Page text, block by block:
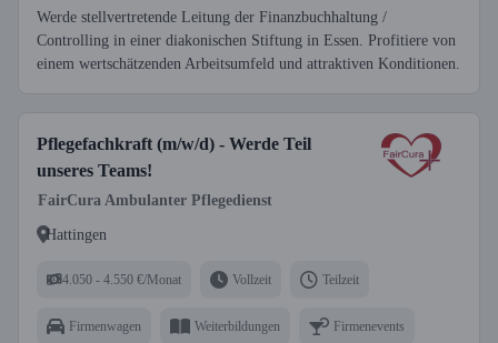
Werde stellvertretende Leitung der Finanzbuchhaltung /
Controlling in einer diakonischen Stiftung in Essen. Profitiere von
einem wertschätzenden Arbeitsumfeld und attraktiven Konditionen.
Pflegefachkraft (m/w/d) - Werde Teil
unseres Teams!
FairCura Ambulanter Pflegedienst
Hattingen
4.050 - 4.550 €/Monat Vollzeit Teilzeit
Firmenwagen Weiterbildungen Firmenevents